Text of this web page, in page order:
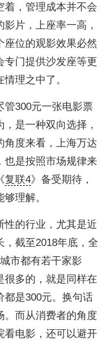
着，管理成本并不会
片，上座率一高，
座位的观影效果必然
专门提供沙发座等更
理之中了。
管300元一张电影票
是一种双向选择，
角度来看，上海万达
也是按照市场规律来
复联4》备受期待，
理解。
性的行业，尤其是近
截至2018年底，全
市都有若干家影
很多的，就是同样在
都是300元。换句话
。而从消费者的角度
看电影，还可以避开